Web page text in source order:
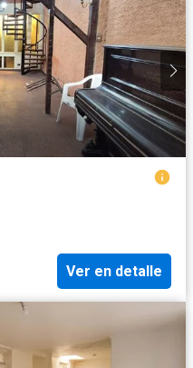
Ver en detalle